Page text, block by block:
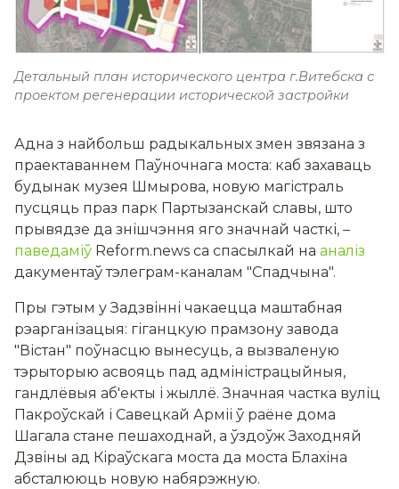
Детальный план исторического центра г.Витебска с
проектом регенерации исторической застройки
Адна з найбольш радыкальных змен звязана з
праектаваннем Паўночнага моста: каб захаваць
будынак музея Шмырова, новую магістраль
пусцяць праз парк Партызанскай славы, што
прывядзе да знішчэння яго значнай часткі, –
паведаміў Reform.news са спасылкай на аналіз
дакументаў тэлеграм-каналам "Спадчына".
Пры гэтым у Задзвінні чакаецца маштабная
рэарганізацыя: гіганцкую прамзону завода
"Вістан" поўнасцю вынесуць, а вызваленую
тэрыторыю асвояць пад адміністрацыйныя,
гандлёвыя аб'екты і жыллё. Значная частка вуліц
Пакроўскай і Савецкай Арміі ў раёне дома
Шагала стане пешаходнай, а ўздоўж Заходняй
Дзвіны ад Кіраўскага моста да моста Блахіна
абсталююць новую набярэжную.